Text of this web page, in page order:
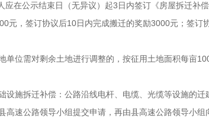
应在公示结束日（无异议）起3日内签订《房屋拆迁补
元，签订协议后10日内完成搬迁的奖励3000元；签订
单位需对剩余土地进行调整的，按征用土地面积每亩
设施拆迁补偿：公路沿线电杆、电缆、光缆等设施的
高速公路领导小组提交申请，再由县高速公路领导小